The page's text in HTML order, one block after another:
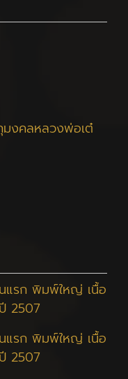
งคลหลวงพ่อเต๋
แรก พิมพ์ใหญ่ เนื้อ
2507
แรก พิมพ์ใหญ่ เนื้อ
2507